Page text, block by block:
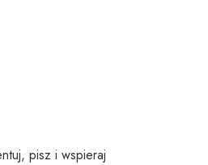
pisz i wspieraj